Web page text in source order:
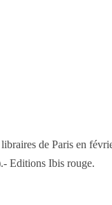
de Paris en
Editions Ibis rouge.